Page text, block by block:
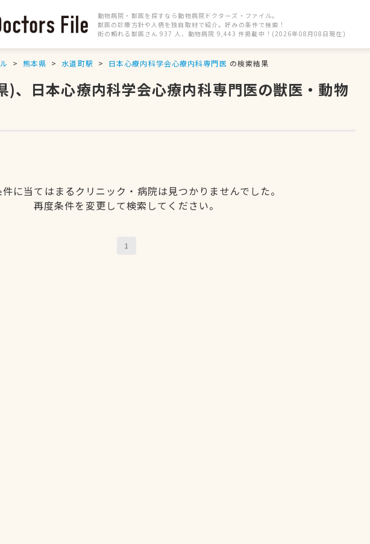
動物病院・獣医を探すなら動物病院ドクターズ・ファイル。
獣医の診療方針や人柄を独自取材で紹介。好みの条件で検索！
街の頼れる獣医さん 937 人、動物病院 9,443 件掲載中！(2026年08月08日現在)
熊本県 水道町駅 日本心療内科学会心療内科専門医 の検索結果
)、日本心療内科学会心療内科専門医の獣医・動物
に当てはまるクリニック・病院は見つかりませんでした。
再度条件を変更して検索してください。
1